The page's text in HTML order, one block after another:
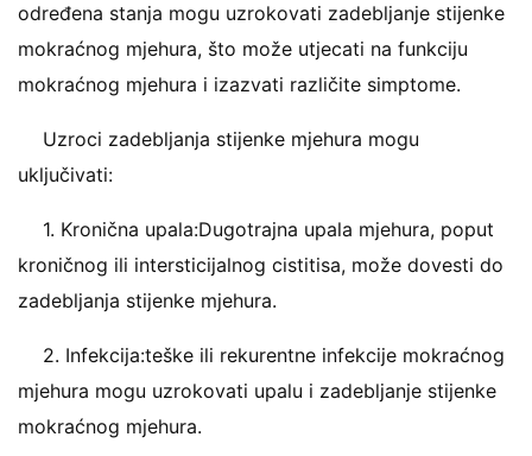
određena stanja mogu uzrokovati zadebljanje stijenke
mokraćnog mjehura, što može utjecati na funkciju
mokraćnog mjehura i izazvati različite simptome.
Uzroci zadebljanja stijenke mjehura mogu
uključivati:
1. Kronična upala:Dugotrajna upala mjehura, poput
kroničnog ili intersticijalnog cistitisa, može dovesti do
zadebljanja stijenke mjehura.
2. Infekcija:teške ili rekurentne infekcije mokraćnog
mjehura mogu uzrokovati upalu i zadebljanje stijenke
mokraćnog mjehura.